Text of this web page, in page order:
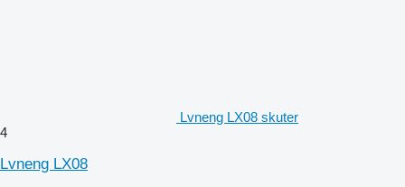
Lvneng LX08 skuter
4
Lvneng LX08